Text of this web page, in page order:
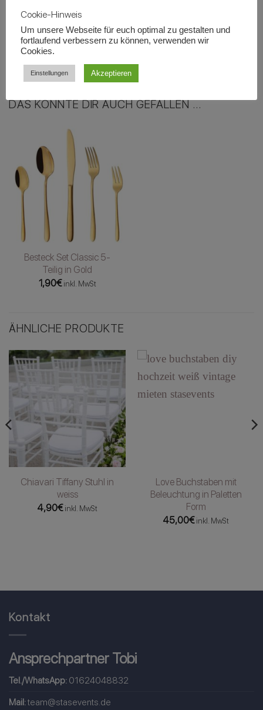
- 5 Tage für eine
Veranstaltung.
DAS KÖNNTE DIR AUCH GEFALLEN …
Besteck Set Classic 5-
Teilig in Gold
1,90€ inkl. MwSt
ÄHNLICHE PRODUKTE
Chiavari Tiffany Stuhl in
weiss
4,90€ inkl. MwSt
Love Buchstaben mit
Beleuchtung in Paletten
Form
45,00€ inkl. MwSt
Kontakt
Ansprechpartner Tobi
Tel./WhatsApp: 01624048832
Mail:team@stasevents.de
Cookie-Hinweis
Um unsere Webseite für euch optimal zu gestalten und
fortlaufend verbessern zu können, verwenden wir
Cookies.
Einstellungen Akzeptieren